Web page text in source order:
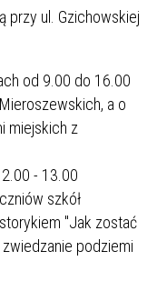
przy ul. Gzichowskiej
od 9.00 do 16.00
a o
miejskich z
- 13.00
szkół
"Jak zostać
podziemi